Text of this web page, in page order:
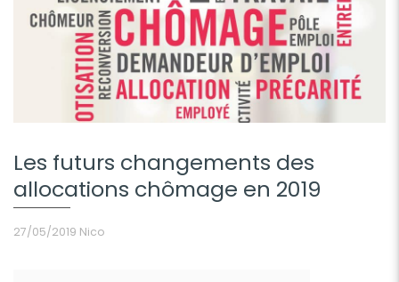
Les futurs changements des
allocations chômage en 2019
27/05/2019 Nico